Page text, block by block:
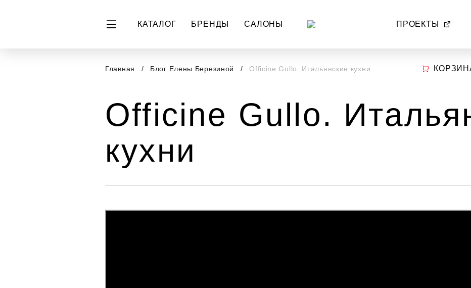
КАТАЛОГ БРЕНДЫ САЛОНЫ ПРОЕКТЫ
Главная Блог Елены Березиной Officine Gullo. Итальянские кухни
Officine Gullo.
кухни